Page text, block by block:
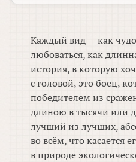
Каждый вид — как
любоваться, как
история, в которую
с головой, это боец,
победителем из
длиною в тысячи или
лучший из лучших,
во всём, что касается
в природе